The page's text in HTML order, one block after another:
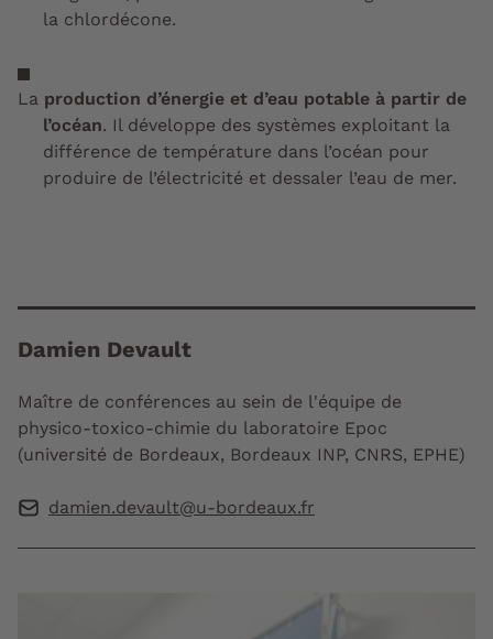
la chlordécone.
La production d’énergie et d’eau potable à partir de
l’océan. Il développe des systèmes exploitant la
différence de température dans l’océan pour
produire de l’électricité et dessaler l’eau de mer.
Damien Devault
Maître de conférences au sein de l'équipe de
physico-toxico-chimie du laboratoire Epoc
(université de Bordeaux, Bordeaux INP, CNRS, EPHE)
damien.devault@u-bordeaux.fr